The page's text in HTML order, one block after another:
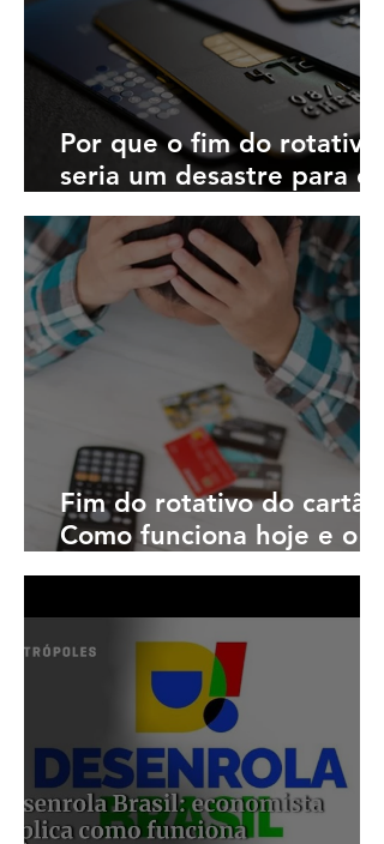
Por que o fim do rotativo
seria um desastre para o
varejo brasileiro
Fim do rotativo do cartão?
Como funciona hoje e o
que pode mudar